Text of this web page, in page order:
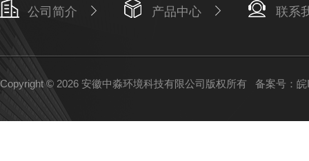
公司简介 产品中心 联系
Copyright © 2026 安徽中淼环境科技有限公司版权所有 备案号：